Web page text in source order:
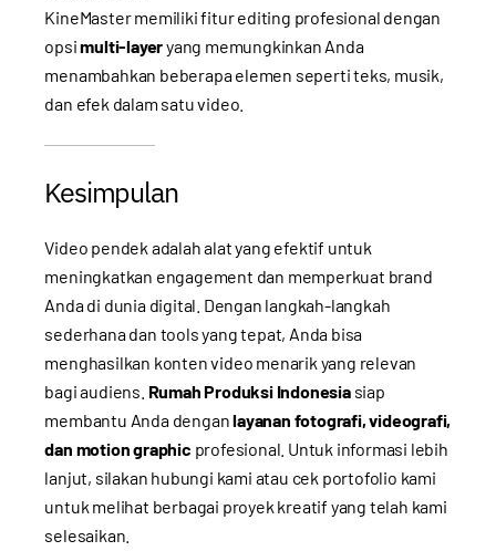
KineMaster memiliki fitur editing profesional dengan
opsimulti-layeryang memungkinkan Anda
menambahkan beberapa elemen seperti teks, musik,
dan efek dalam satu video.
Kesimpulan
Video pendek adalah alat yang efektif untuk
meningkatkan engagement dan memperkuat brand
Anda di dunia digital. Dengan langkah-langkah
sederhana dan tools yang tepat, Anda bisa
menghasilkan konten video menarik yang relevan
bagi audiens. Rumah Produksi Indonesiasiap
membantu Anda denganlayanan fotografi, videografi,
dan motion graphic profesional. Untuk informasi lebih
lanjut, silakan hubungi kami atau cek portofolio kami
untuk melihat berbagai proyek kreatif yang telah kami
selesaikan.